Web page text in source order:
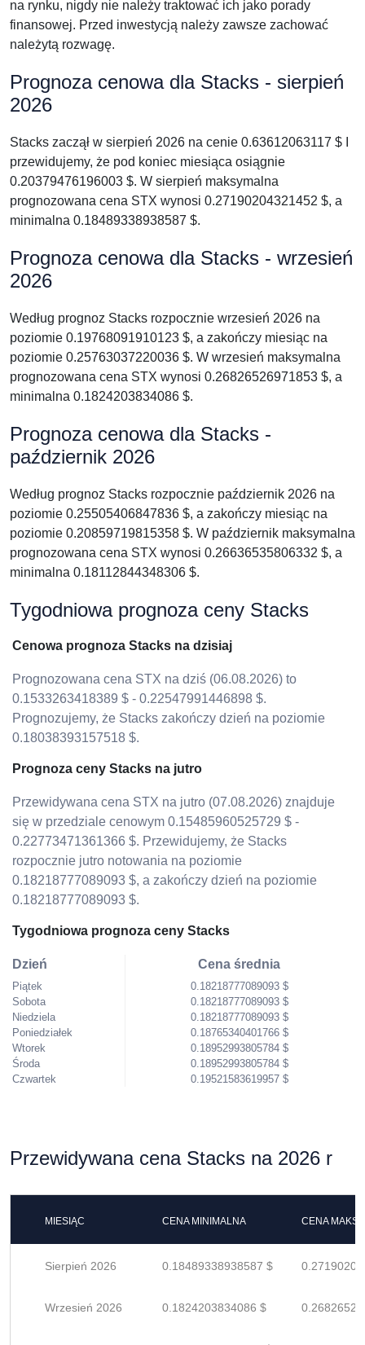
na rynku, nigdy nie należy traktować ich jako porady
finansowej. Przed inwestycją należy zawsze zachować
należytą rozwagę.
Prognoza cenowa dla Stacks - sierpień
2026
Stacks zaczął w sierpień 2026 na cenie 0.63612063117 $ I
przewidujemy, że pod koniec miesiąca osiągnie
0.20379476196003 $. W sierpień maksymalna
prognozowana cena STX wynosi 0.27190204321452 $, a
minimalna 0.18489338938587 $.
Prognoza cenowa dla Stacks - wrzesień
2026
Według prognoz Stacks rozpocznie wrzesień 2026 na
poziomie 0.19768091910123 $, a zakończy miesiąc na
poziomie 0.25763037220036 $. W wrzesień maksymalna
prognozowana cena STX wynosi 0.26826526971853 $, a
minimalna 0.1824203834086 $.
Prognoza cenowa dla Stacks -
październik 2026
Według prognoz Stacks rozpocznie październik 2026 na
poziomie 0.25505406847836 $, a zakończy miesiąc na
poziomie 0.20859719815358 $. W październik maksymalna
prognozowana cena STX wynosi 0.26636535806332 $, a
minimalna 0.18112844348306 $.
Tygodniowa prognoza ceny Stacks
Cenowa prognoza Stacks na dzisiaj
Prognozowana cena STX na dziś (06.08.2026) to
0.1533263418389 $ - 0.22547991446898 $.
Prognozujemy, że Stacks zakończy dzień na poziomie
0.18038393157518 $.
Prognoza ceny Stacks na jutro
Przewidywana cena STX na jutro (07.08.2026) znajduje
się w przedziale cenowym 0.15485960525729 $ -
0.22773471361366 $. Przewidujemy, że Stacks
rozpocznie jutro notowania na poziomie
0.18218777089093 $, a zakończy dzień na poziomie
0.18218777089093 $.
Tygodniowa prognoza ceny Stacks
Dzień
Piątek
Sobota
Niedziela
Poniedziałek
Wtorek
Środa
Czwartek
Cena średnia
0.18218777089093 $
0.18218777089093 $
0.18218777089093 $
0.18765340401766 $
0.18952993805784 $
0.18952993805784 $
0.19521583619957 $
Przewidywana cena Stacks na 2026 r
MIESIĄC CENA MINIMALNA CENA
Sierpień 2026 0.18489338938587 $
Wrzesień 2026 0.1824203834086 $